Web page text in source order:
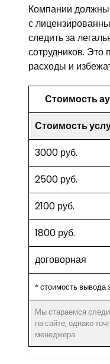
Компании должны
с
следить за
сотрудников. Это
расходы и
Стоимость
Стоимость
3000 руб.
2500 руб.
2100 руб.
1800 руб.
договорная
* стоимость вывода
Мы стараемся
на сайте, однако
менеджера.